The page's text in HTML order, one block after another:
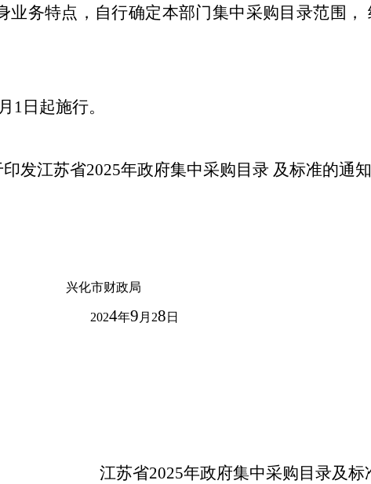
业务特点，自行确定本部门集中采购目录范围，
月 1 日起施行。
发江苏省2025年政府集中采购目录 及标准的通知
兴化市财政局
2024年9 月 28 日
江苏省2025年政府集中采购目录及标